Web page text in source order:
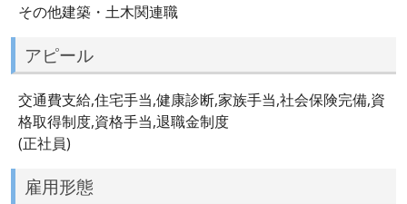
その他建築・土木関連職
アピール
交通費支給,住宅手当,健康診断,家族手当,社会保険完備,資
格取得制度,資格手当,退職金制度
(正社員)
雇用形態